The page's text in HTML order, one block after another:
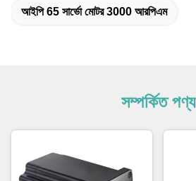
আইপি 65 সার্ভো মোটর 3000 আরপিএম
সম্পর্কিত পণ্য